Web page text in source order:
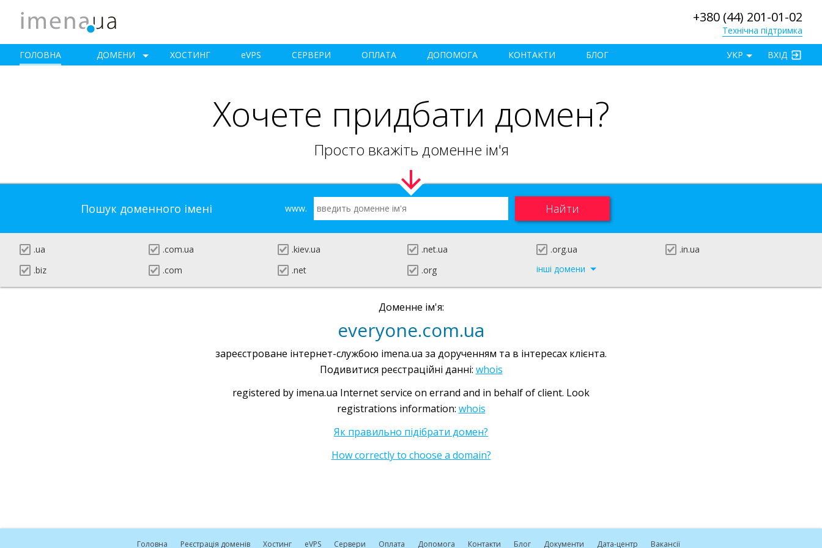
+380 (44) 201-01-02
Технічна підтримка
ГОЛОВНА ДОМЕНИ ХОСТИНГ eVPS СЕРВЕРИ ОПЛАТА ДОПОМОГА КОНТАКТИ БЛОГ ВХІД
УКР
Хочете придбати домен?
Просто вкажіть доменне ім'я
Пошук доменного імені www.
.ua .com.ua .kiev.ua .net.ua .org.ua
.in.ua
.biz
.com .net .org інші домени
Доменне ім'я:
everyone.com.ua
зареєстроване інтернет-службою imena.ua за дорученням та в інтересах клієнта.
Подивитися реєстраційні данні: whois
registered by imena.ua Internet service on errand and in behalf of client. Look
registrations information: whois
Як правильно підібрати домен?
How correctly to choose a domain?
Головна Реєстрація доменів Хостинг eVPS Сервери Оплата Допомога Контакти Блог Документи Дата-центр Вакансії